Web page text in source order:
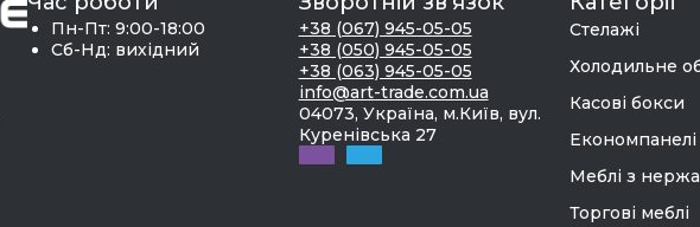
Пн-Пт: 9:00-18:00
Сб-Нд: вихідний
+38 (067) 945-05-05
+38 (050) 945-05-05
+38 (063) 945-05-05
info@art-trade.com.ua
04073, Україна, м.Київ, вул.
Куренівська 27
Стелажі
Холодильне
Касові бокси
Економпанелі
Меблі з
Торгові меблі